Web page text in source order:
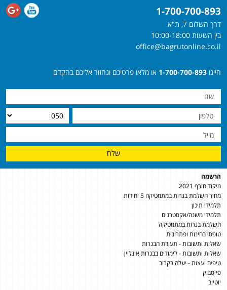
1-700-700-893
דרך השלום 7, ת"א
בין השעות 10:00-18:00
office@bagrutonline.co.il
חייגו 1-700-700-893 או מלאו פרטיכם ונחזור אליכם בהקדם
שלח
הרשמה
מיקוד חורף 2021
מחיר השלמת בגרות במתמטיקה 5 יחידות
תלמידי תיכון
תלמידי משנה/אקסטרנים
השלמת בגרות במתמטיקה
טופסי בחינות ופתרונות
שאלות ותשובות - תעודת הבגרות
שאלות ותשובות - לימודים בבגרות אונליין
טיפים ועצות - יעלה בקרוב
פייסבוק
יוטיוב